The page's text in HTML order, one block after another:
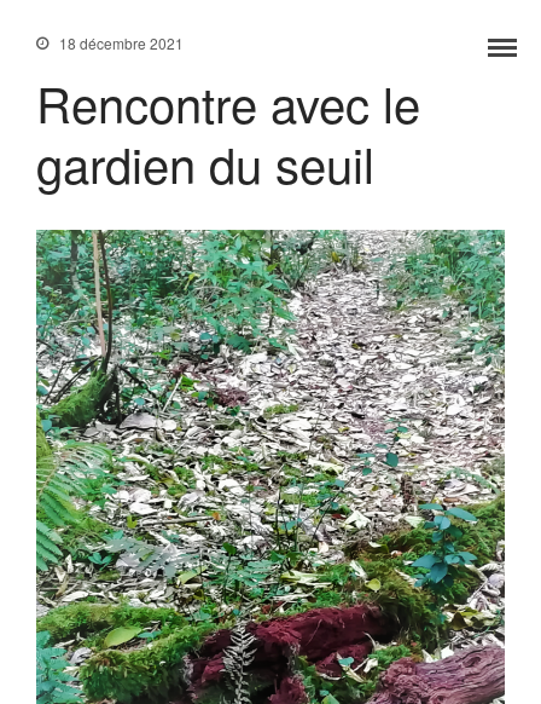
Accueil
Services
Formations
Tarifs
Blog
Contact
18 décembre 2021
Rencontre avec le
gardien du seuil